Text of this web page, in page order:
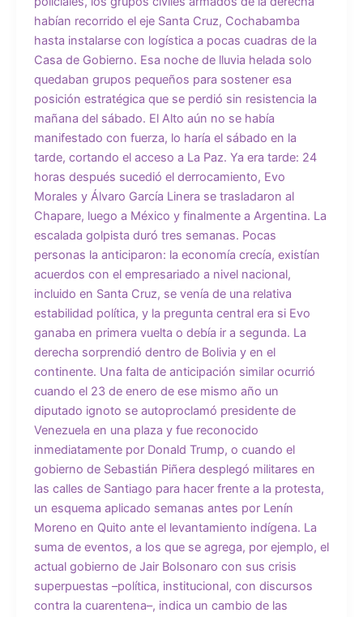
habían recorrido el eje Santa Cruz, Cochabamba
hasta instalarse con logística a pocas cuadras de la
Casa de Gobierno. Esa noche de lluvia helada solo
quedaban grupos pequeños para sostener esa
posición estratégica que se perdió sin resistencia la
mañana del sábado. El Alto aún no se había
manifestado con fuerza, lo haría el sábado en la
tarde, cortando el acceso a La Paz. Ya era tarde: 24
horas después sucedió el derrocamiento, Evo
Morales y Álvaro García Linera se trasladaron al
Chapare, luego a México y finalmente a Argentina. La
escalada golpista duró tres semanas. Pocas
personas la anticiparon: la economía crecía, existían
acuerdos con el empresariado a nivel nacional,
incluido en Santa Cruz, se venía de una relativa
estabilidad política, y la pregunta central era si Evo
ganaba en primera vuelta o debía ir a segunda. La
derecha sorprendió dentro de Bolivia y en el
continente. Una falta de anticipación similar ocurrió
cuando el 23 de enero de ese mismo año un
diputado ignoto se autoproclamó presidente de
Venezuela en una plaza y fue reconocido
inmediatamente por Donald Trump, o cuando el
gobierno de Sebastián Piñera desplegó militares en
las calles de Santiago para hacer frente a la protesta,
un esquema aplicado semanas antes por Lenín
Moreno en Quito ante el levantamiento indígena. La
suma de eventos, a los que se agrega, por ejemplo, el
actual gobierno de Jair Bolsonaro con sus crisis
superpuestas –política, institucional, con discursos
contra la cuarentena–, indica un cambio de las